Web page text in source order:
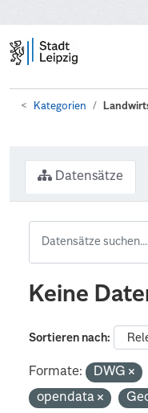
Kategorien
Datensätze
Keine
Sortieren nach
Formate: DWG
opendata